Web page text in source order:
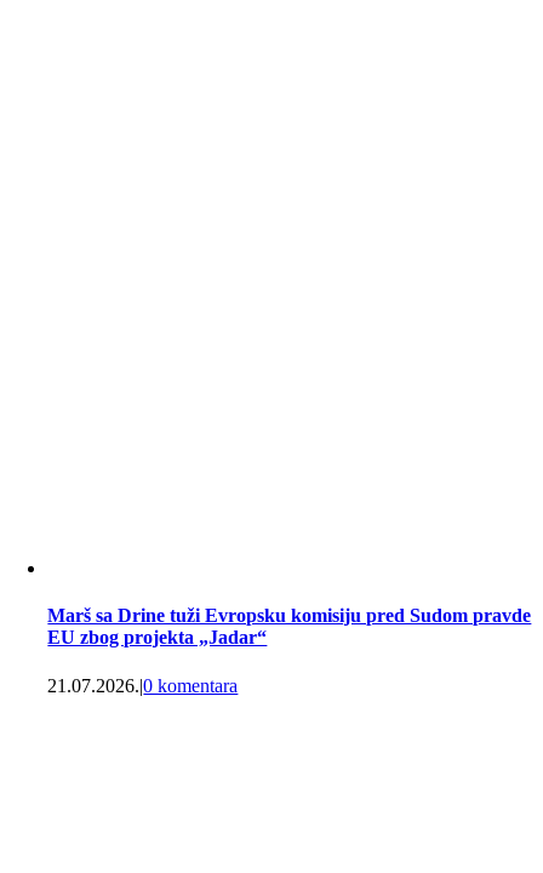
Marš sa Drine tuži Evropsku komisiju pred Sudom pravde
EU zbog projekta „Jadar“
21.07.2026.|0 komentara